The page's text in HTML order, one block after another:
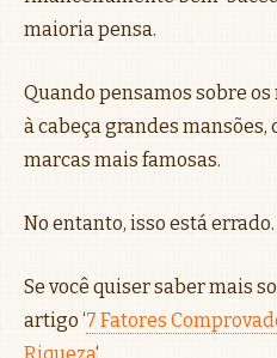
maioria pensa.
Quando pensamos sobre
à cabeça grandes
marcas mais famosas.
No entanto, isso está errado.
Se você quiser saber mais
artigo ‘7 Fatores